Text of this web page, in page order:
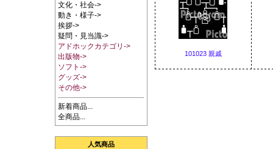
文化・社会->
動き・様子->
挨拶->
疑問・見当識->
アドホックカテゴリ->
出版物->
ソフト->
グッズ->
その他->
新着商品...
全商品...
人気商品
101023 親戚